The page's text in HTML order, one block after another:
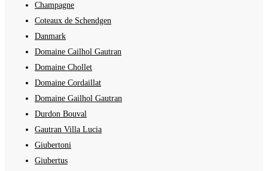
Champagne
Coteaux de Schendgen
Danmark
Domaine Cailhol Gautran
Domaine Chollet
Domaine Cordaillat
Domaine Gailhol Gautran
Durdon Bouval
Gautran Villa Lucia
Giubertoni
Giubertus